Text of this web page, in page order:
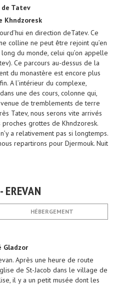
Tatev
Khndzoresk
en direction deTatev. Ce
colline ne peut être rejoint qu’en
du monde, celui qu’on appelle
Ce parcours au-dessus de la
du monastère est encore plus
A l’intérieur du complexe,
une des cours, colonne qui,
de tremblements de terre
Tatev, nous serons vite arrivés
grottes de Khndzoresk.
a relativement pas si longtemps.
repartirons pour Djermouk. Nuit
EREVAN
HÉBERGEMENT
Gladzor
Après une heure de route
de St-Jacob dans le village de
il y a un petit musée dont les